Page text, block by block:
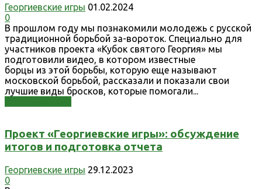
Георгиевские игры 01.02.2024
0
В прошлом году мы познакомили молодежь с русской
традиционной борьбой за-вороток. Специально для
участников проекта «Кубок святого Георгия» мы
подготовили видео, в котором известные
борцы из этой борьбы, которую еще называют
московской борьбой, рассказали и показали свои
лучшие виды бросков, которые помогали...
Проект «Георгиевские игры»: обсуждение
итогов и подготовка отчета
Георгиевские игры 29.12.2023
0